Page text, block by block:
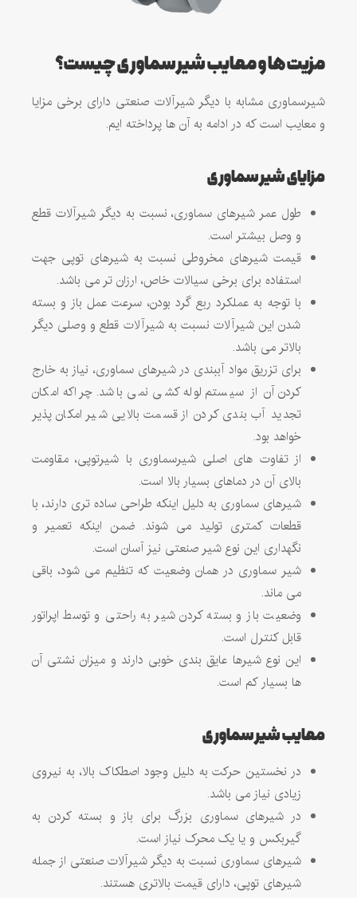
مزیت ها و معایب شیر سماوری چیست؟
شیرسماوری مشابه با دیگر شیرآلات صنعتی دارای برخی مزایا
و معایب است که در ادامه به آن ها پرداخته ایم.
مزایای شیر سماوری
طول عمر شیرهای سماوری، نسبت به دیگر شیرآلات قطع
و وصل بیشتر است.
قیمت شیرهای مخروطی نسبت به شیرهای توپی جهت
استفاده برای برخی سیالات خاص، ارزان تر می باشد.
با توجه به عملکرد ربع گرد بودن، سرعت عمل باز و بسته
شدن این شیرآلات نسبت به شیرآلات قطع و وصلی دیگر
بالاتر می باشد.
برای تزریق مواد آببندی در شیرهای سماوری، نیاز به خارج
کردن آن از سیستم لوله کشی نمی باشد. چراکه امکان
تجدید آب بندی کردن از قسمت بالایی شیر امکان پذیر
خواهد بود.
از تفاوت های اصلی شیرسماوری با شیرتوپی، مقاومت
بالای آن در دماهای بسیار بالا است.
شیرهای سماوری به دلیل اینکه طراحی ساده تری دارند، با
قطعات کمتری تولید می شوند. ضمن اینکه تعمیر و
نگهداری این نوع شیر صنعتی نیز آسان است.
شیر سماوری در همان وضعیت که تنظیم می شود، باقی
می ماند.
وضعیت باز و بسته کردن شیر به راحتی و توسط اپراتور
قابل کنترل است.
این نوع شیرها عایق بندی خوبی دارند و میزان نشتی آن
ها بسیار کم است.
معایب شیر سماوری
در نخستین حرکت به دلیل وجود اصطکاک بالا، به نیروی
زیادی نیاز می باشد.
در شیرهای سماوری بزرگ برای باز و بسته کردن به
گیربکس و یا یک محرک نیاز است.
شیرهای سماوری نسبت به دیگر شیرآلات صنعتی از جمله
شیرهای توپی، دارای قیمت بالاتری هستند.